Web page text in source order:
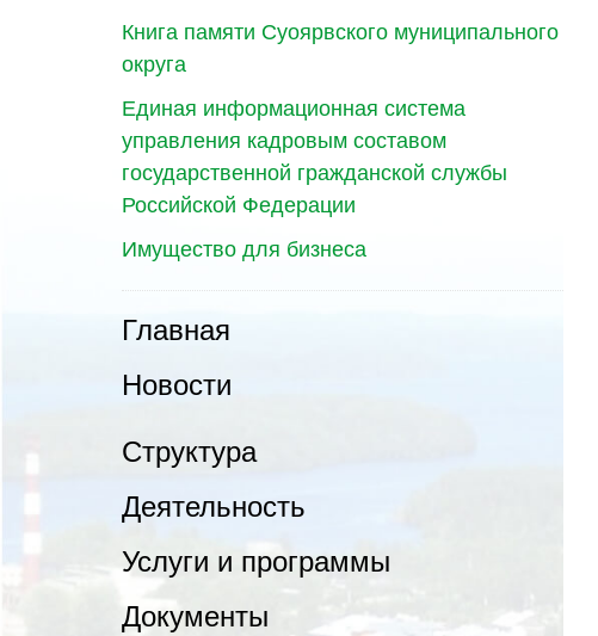
Книга памяти Суоярвского муниципального
округа
Единая информационная система
управления кадровым составом
государственной гражданской службы
Российской Федерации
Имущество для бизнеса
Главная
Новости
Структура
Деятельность
Услуги и программы
Документы